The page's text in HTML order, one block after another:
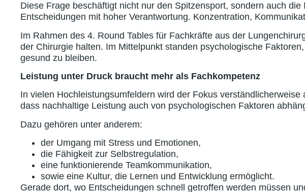
Diese Frage beschäftigt nicht nur den Spitzensport, sondern auch
Entscheidungen mit hoher Verantwortung. Konzentration,
Im Rahmen des 4. Round Tables für Fachkräfte aus der
der Chirurgie halten. Im Mittelpunkt standen psychologische
gesund zu bleiben.
Leistung unter Druck braucht mehr als Fachkompetenz
In vielen Hochleistungsumfeldern wird der Fokus
dass nachhaltige Leistung auch von psychologischen Faktoren
Dazu gehören unter anderem:
der Umgang mit Stress und Emotionen,
die Fähigkeit zur Selbstregulation,
eine funktionierende Teamkommunikation,
sowie eine Kultur, die Lernen und Entwicklung ermöglicht.
Gerade dort, wo Entscheidungen schnell getroffen werden müssen